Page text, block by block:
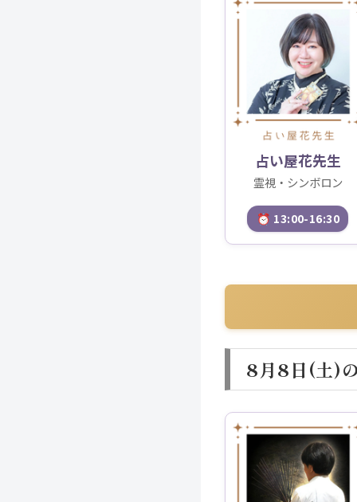
占い屋花先生
霊視・シンボロン
⏰ 13:00-16:30
8月8日(土)